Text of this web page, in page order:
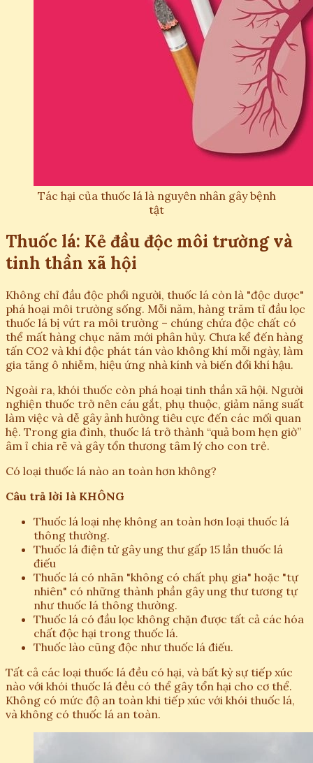
Tác hại của thuốc lá là nguyên nhân gây bệnh
tật
Thuốc lá: Kẻ đầu độc môi trường và
tinh thần xã hội
Không chỉ đầu độc phổi người, thuốc lá còn là "độc dược"
phá hoại môi trường sống. Mỗi năm, hàng trăm tỉ đầu lọc
thuốc lá bị vứt ra môi trường – chúng chứa độc chất có
thể mất hàng chục năm mới phân hủy. Chưa kể đến hàng
tấn CO2 và khí độc phát tán vào không khí mỗi ngày, làm
gia tăng ô nhiễm, hiệu ứng nhà kính và biến đổi khí hậu.
Ngoài ra, khói thuốc còn phá hoại tinh thần xã hội. Người
nghiện thuốc trở nên cáu gắt, phụ thuộc, giảm năng suất
làm việc và dễ gây ảnh hưởng tiêu cực đến các mối quan
hệ. Trong gia đình, thuốc lá trở thành “quả bom hẹn giờ”
âm ỉ chia rẽ và gây tổn thương tâm lý cho con trẻ.
Có loại thuốc lá nào an toàn hơn không?
Câu trả lời là KHÔNG
Thuốc lá loại nhẹ không an toàn hơn loại thuốc lá
thông thường.
Thuốc lá điện tử gây ung thư gấp 15 lần thuốc lá
điếu
Thuốc lá có nhãn "không có chất phụ gia" hoặc "tự
nhiên" có những thành phần gây ung thư tương tự
như thuốc lá thông thường.
Thuốc lá có đầu lọc không chặn được tất cả các hóa
chất độc hại trong thuốc lá.
Thuốc lào cũng độc như thuốc lá điếu.
Tất cả các loại thuốc lá đều có hại, và bất kỳ sự tiếp xúc
nào với khói thuốc lá đều có thể gây tổn hại cho cơ thể.
Không có mức độ an toàn khi tiếp xúc với khói thuốc lá,
và không có thuốc lá an toàn.